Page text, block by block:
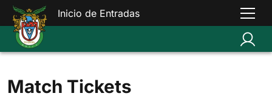
Inicio de Entradas
Match Tickets